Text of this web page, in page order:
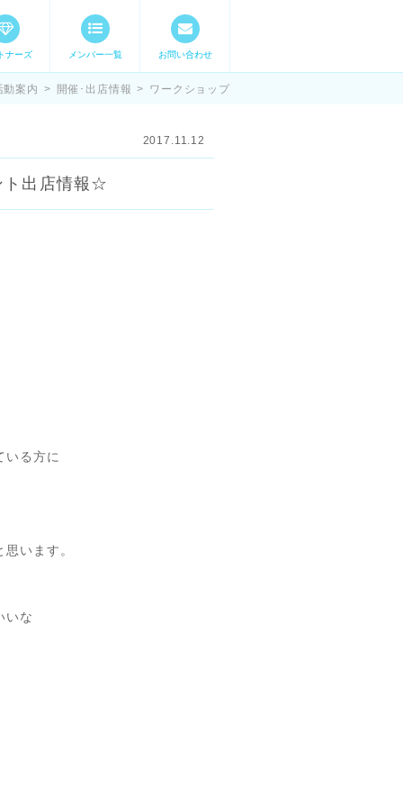
ステ スキル・
ナーズ メンバー一覧 お問い合わせ
動案内 > 開催･出店情報 > ワークショップ
2017.11.12
ト出店情報☆
いる方に
います。
いな